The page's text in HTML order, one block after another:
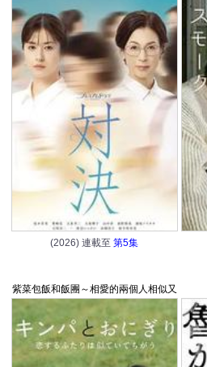
(2026) 連載至第5集
紫菜包飯和飯團～相愛的兩個人相似又
不一樣～